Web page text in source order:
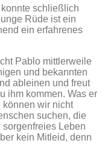
schließlich
Rüde ist ein
ein erfahrenes
Pablo mittlerweile
und bekannten
ableinen und freut
ihm kommen. Was er
können wir nicht
suchen, die
Leben
kein Mitleid, denn